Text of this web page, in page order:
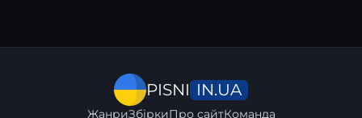
PISNI IN.UA
ЖанриЗбіркиПро сайтКоманда